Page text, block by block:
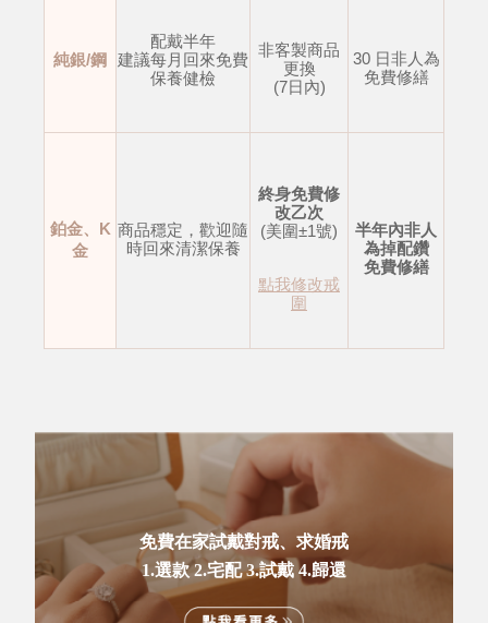
純銀/鋼
配戴半年
建議每月回來免費
保養健檢
非客製商品
更換
(7日內)
30 日非人為
免費修繕
鉑金、K
金
商品穩定，歡迎隨
時回來清潔保養
終身免費修
改乙次
(美圍±1號)
點我修改戒
圍
半年內非人
為掉配鑽
免費修繕
免費在家試戴對戒、求婚戒
1.選款 2.宅配 3.試戴 4.歸還